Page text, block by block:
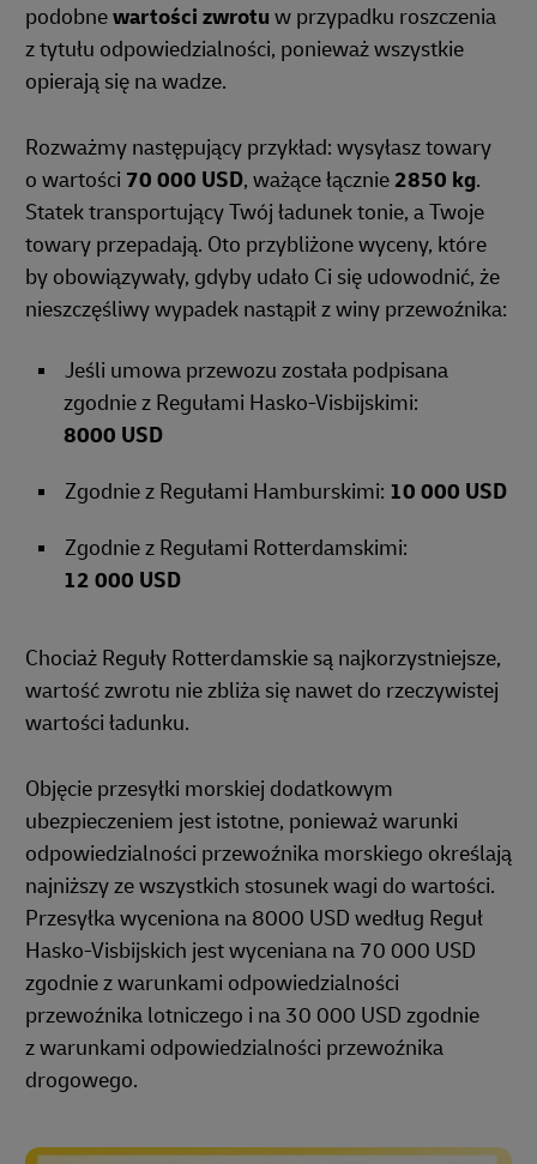
podobnewartości zwrotu w przypadku roszczenia
z tytułu odpowiedzialności, ponieważ wszystkie
opierają się na wadze.
Rozważmy następujący przykład: wysyłasz towary
o wartości 70 000 USD, ważące łącznie 2850 kg.
Statek transportujący Twój ładunek tonie, a Twoje
towary przepadają. Oto przybliżone wyceny, które
by obowiązywały, gdyby udało Ci się udowodnić, że
nieszczęśliwy wypadek nastąpił z winy przewoźnika:
Jeśli umowa przewozu została podpisana
zgodnie z Regułami Hasko-Visbijskimi:
8000 USD
Zgodnie z Regułami Hamburskimi: 10 000 USD
Zgodnie z Regułami Rotterdamskimi:
12 000 USD
Chociaż Reguły Rotterdamskie są najkorzystniejsze,
wartość zwrotu nie zbliża się nawet do rzeczywistej
wartości ładunku.
Objęcie przesyłki morskiej dodatkowym
ubezpieczeniem jest istotne, ponieważ warunki
odpowiedzialności przewoźnika morskiego określają
najniższy ze wszystkich stosunek wagi do wartości.
Przesyłka wyceniona na 8000 USD według Reguł
Hasko-Visbijskich jest wyceniana na 70 000 USD
zgodnie z warunkami odpowiedzialności
przewoźnika lotniczego i na 30 000 USD zgodnie
z warunkami odpowiedzialności przewoźnika
drogowego.